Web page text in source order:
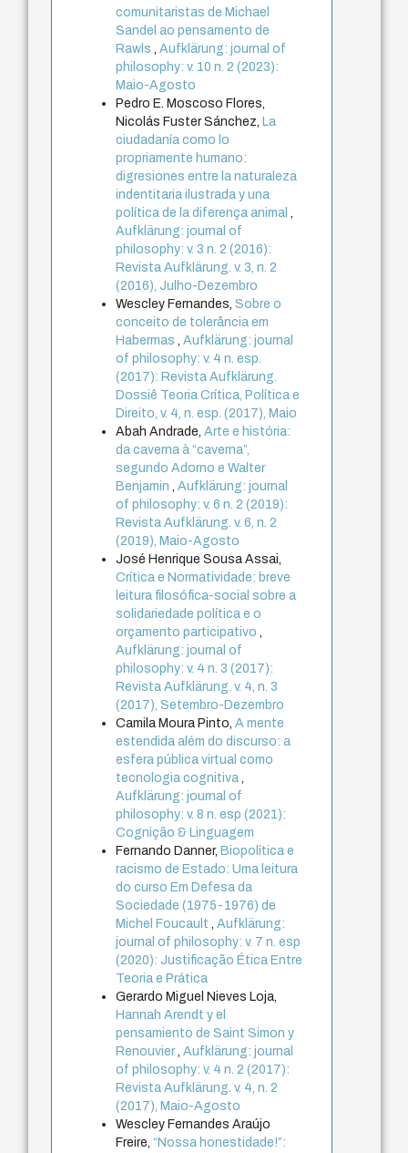
comunitaristas de Michael
Sandel ao pensamento de
Rawls,Aufklärung: journal of
philosophy: v. 10 n. 2 (2023):
Maio-Agosto
Pedro E. Moscoso Flores,
Nicolás Fuster Sánchez, La
ciudadanía como lo
propriamente humano:
digresiones entre la naturaleza
indentitaria ilustrada y una
política de la diferença animal,
Aufklärung: journal of
philosophy: v. 3 n. 2 (2016):
Revista Aufklärung. v. 3, n. 2
(2016), Julho-Dezembro
Wescley Fernandes,Sobre o
conceito de tolerância em
Habermas,Aufklärung: journal
of philosophy: v. 4 n. esp.
(2017): Revista Aufklärung.
Dossiê Teoria Crítica, Política e
Direito, v. 4, n. esp. (2017), Maio
Abah Andrade,Arte e história:
da caverna à “caverna”,
segundo Adorno e Walter
Benjamin,Aufklärung: journal
of philosophy: v. 6 n. 2 (2019):
Revista Aufklärung. v. 6, n. 2
(2019), Maio-Agosto
José Henrique Sousa Assai,
Crítica e Normatividade: breve
leitura filosófica-social sobre a
solidariedade política e o
orçamento participativo,
Aufklärung: journal of
philosophy: v. 4 n. 3 (2017):
Revista Aufklärung. v. 4, n. 3
(2017), Setembro-Dezembro
Camila Moura Pinto,A mente
estendida além do discurso: a
esfera pública virtual como
tecnologia cognitiva,
Aufklärung: journal of
philosophy: v. 8 n. esp (2021):
Cognição & Linguagem
Fernando Danner, Biopolítica e
racismo de Estado: Uma leitura
do curso Em Defesa da
Sociedade (1975-1976) de
Michel Foucault,Aufklärung:
journal of philosophy: v. 7 n. esp
(2020): Justificação Ética Entre
Teoria e Prática
Gerardo Miguel Nieves Loja,
Hannah Arendt y el
pensamiento de Saint Simon y
Renouvier,Aufklärung: journal
of philosophy: v. 4 n. 2 (2017):
Revista Aufklärung. v. 4, n. 2
(2017), Maio-Agosto
Wescley Fernandes Araújo
Freire,“Nossa honestidade!”: